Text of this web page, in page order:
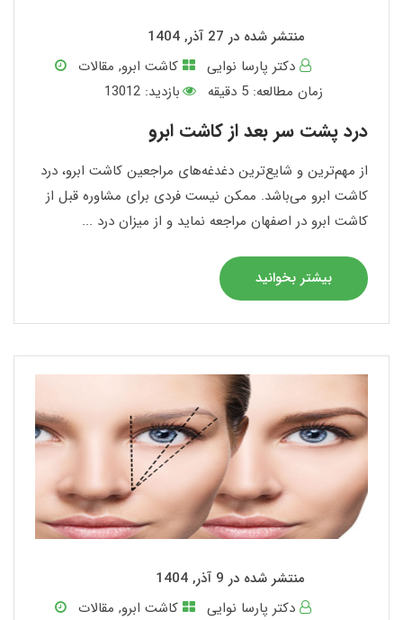
منتشر شده در 27 آذر, 1404
دکتر پارسا نوایی
کاشت ابرو, مقالات
زمان مطالعه: 5 دقیقه بازدید: 13012
درد پشت سر بعد از کاشت ابرو
از مهم‌ترین و شایع‌ترین دغدغه‌های مراجعین کاشت ابرو، درد
کاشت ابرو می‌باشد. ممکن نیست فردی برای مشاوره قبل از
کاشت ابرو در اصفهان مراجعه نماید و از میزان درد ...
بیشتر بخوانید
منتشر شده در 9 آذر, 1404
دکتر پارسا نوایی
کاشت ابرو, مقالات